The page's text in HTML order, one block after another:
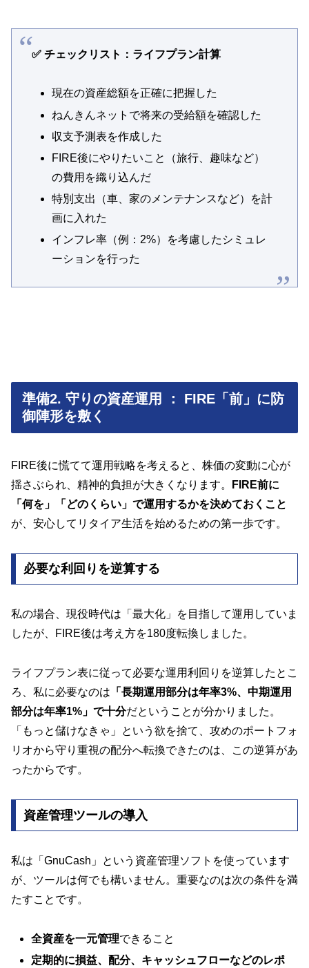
✅ チェックリスト：ライフプラン計算
現在の資産総額を正確に把握した
ねんきんネットで将来の受給額を確認した
収支予測表を作成した
FIRE後にやりたいこと（旅行、趣味など）
の費用を織り込んだ
特別支出（車、家のメンテナンスなど）を計
画に入れた
インフレ率（例：2%）を考慮したシミュレ
ーションを行った
準備2. 守りの資産運用 ： FIRE「前」に防
御陣形を敷く
FIRE後に慌てて運用戦略を考えると、株価の変動に心が
揺さぶられ、精神的負担が大きくなります。
FIRE前に
「何を」「どのくらい」で運用するかを決めておくこと
が、安心してリタイア生活を始めるための第一歩です。
必要な利回りを逆算する
私の場合、現役時代は「最大化」を目指して運用していま
したが、FIRE後は考え方を180度転換しました。
ライフプラン表に従って必要な運用利回りを逆算したとこ
ろ、私に必要なのは 「長期運用部分は年率3%、中期運用
部分は年率1%」で十分だということが分かりました。
「もっと儲けなきゃ」という欲を捨て、攻めのポートフォ
リオから守り重視の配分へ転換できたのは、この逆算があ
ったからです。
資産管理ツールの導入
私は「GnuCash」という資産管理ソフトを使っています
が、ツールは何でも構いません。重要なのは次の条件を満
たすことです。
全資産を一元管理できること
定期的に損益、配分、キャッシュフローなどのレポ